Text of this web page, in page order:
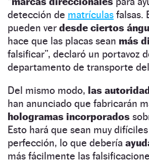
detección de matrículas falsas.
pueden ver desde ciertos
hace que las placas sean más
falsificar”, declaró un portavoz
departamento de transporte
Del mismo modo, las
han anunciado que fabricarán
hologramas incorporados
Esto hará que sean muy
perfección, lo que debería
más fácilmente las